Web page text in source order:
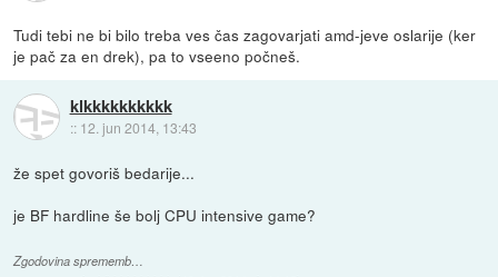
Tudi tebi ne bi bilo treba ves čas zagovarjati amd-jeve oslarije (ker
je pač za en drek), pa to vseeno počneš.
klkkkkkkkkkk
:: 12. jun 2014, 13:43
že spet govoriš bedarije...
je BF hardline še bolj CPU intensive game?
Zgodovina sprememb…